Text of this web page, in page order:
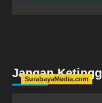
Jangan
SurabayaMedia.com